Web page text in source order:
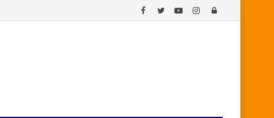
Log
Instagram
YouTube
Twitter
Facebook